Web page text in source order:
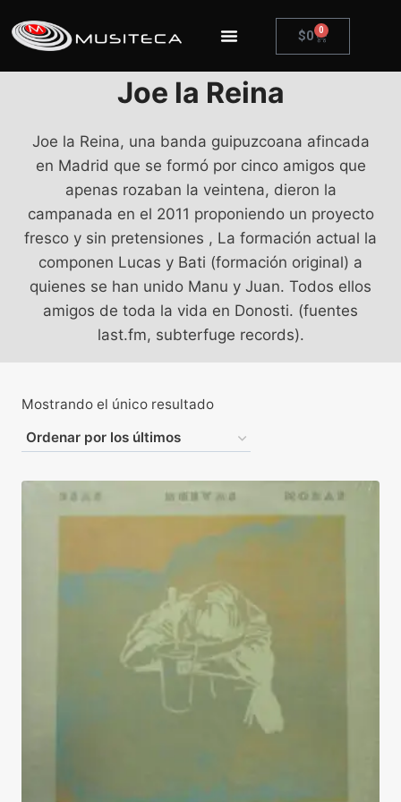
$0 0
Joe la Reina
Joe la Reina, una banda guipuzcoana afincada
en Madrid que se formó por cinco amigos que
apenas rozaban la veintena, dieron la
campanada en el 2011 proponiendo un proyecto
fresco y sin pretensiones , La formación actual la
componen Lucas y Bati (formación original) a
quienes se han unido Manu y Juan. Todos ellos
amigos de toda la vida en Donosti. (fuentes
last.fm, subterfuge records).
Mostrando el único resultado